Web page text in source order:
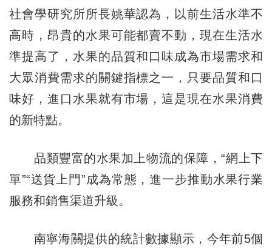
社會學研究所所長姚華認為，以前生活水準不
高時，昂貴的水果可能都賣不動，現在生活水
準提高了，水果的品質和口味成為市場需求和
大眾消費需求的關鍵指標之一，只要品質和口
味好，進口水果就有市場，這是現在水果消費
的新特點。
品類豐富的水果加上物流的保障，“網上下
單”“送貨上門”成為常態，進一步推動水果行業
服務和銷售渠道升級。
南寧海關提供的統計數據顯示，今年前5個